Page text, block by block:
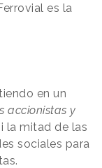
es la
en un
accionistas y
la mitad de las
sociales para